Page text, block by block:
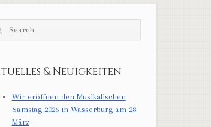
& Neuigkeiten
Wir eröffnen den Musikalischen
Samstag 2026 in Wasserburg am 28.
März